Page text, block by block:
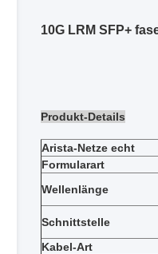
10G LRM SFP+
Produkt-Details
Arista-Netze echt
Formularart
Wellenlänge
Schnittstelle
Kabel-Art